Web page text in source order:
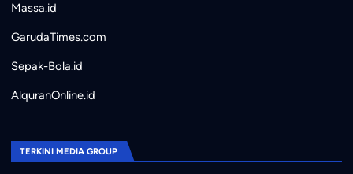
Massa.id
GarudaTimes.com
Sepak-Bola.id
AlquranOnline.id
TERKINI MEDIA GROUP